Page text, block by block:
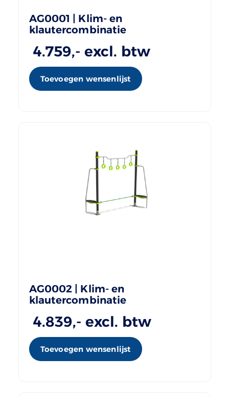
AG0001 | Klim- en
klautercombinatie
4.759,- excl. btw
Toevoegen wensenlijst
AG0002 | Klim- en
klautercombinatie
4.839,- excl. btw
Toevoegen wensenlijst